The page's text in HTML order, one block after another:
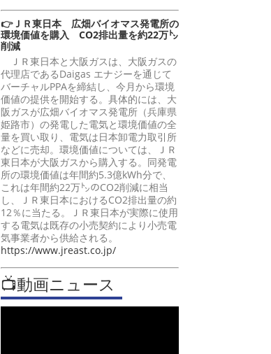
👉ＪＲ東日本 広畑バイオマス発電所の
環境価値を購入 CO2排出量を約22万㌧
削減
ＪＲ東日本と大阪ガスは、大阪ガスの
代理店であるDaigas エナジーを通じて
バーチャルPPAを締結し、今月から環境
価値の提供を開始する。具体的には、大
阪ガスが広畑バイオマス発電所（兵庫県
姫路市）の発電した電気と環境価値の全
量を買い取り、電気は日本卸電力取引所
などに売却。環境価値については、ＪＲ
東日本が大阪ガスから購入する。同発電
所の環境価値は年間約5.3億kWh分で、
これは年間約22万㌧のCO2削減に相当
し、ＪＲ東日本におけるCO2排出量の約
12％に当たる。ＪＲ東日本が実際に使用
する電気は既存の小売契約により小売電
気事業者から供給される。
https://www.jreast.co.jp/
📺動画ニュース